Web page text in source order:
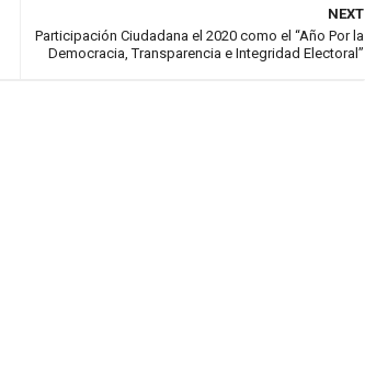
NEXT
Participación Ciudadana el 2020 como el “Año Por la
Democracia, Transparencia e Integridad Electoral”